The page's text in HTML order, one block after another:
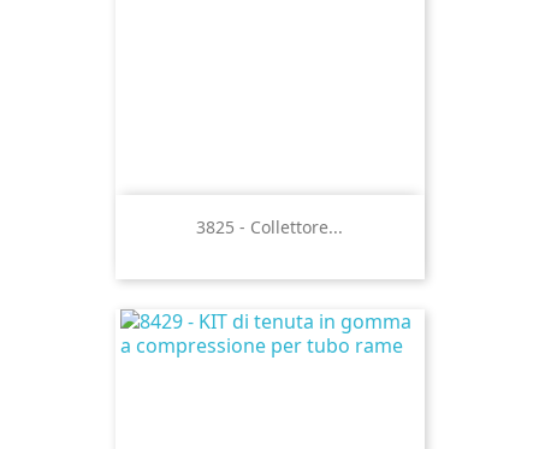
3825 - Collettore...